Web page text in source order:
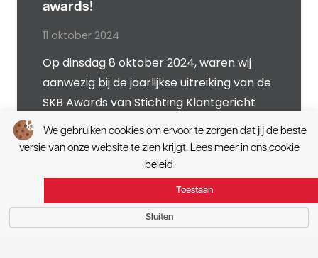
We gebruiken cookies om ervoor te zorgen dat jij de beste
versie van onze website te zien krijgt. Lees meer in ons cookie
beleid
Toestaan
Sluiten
awards!
11 oktober 2024
Op dinsdag 8 oktober 2024, waren wij
aanwezig bij de jaarlijkse uitreiking van de
SKB Awards van Stichting Klantgericht
Bouwen.…
1 2 3